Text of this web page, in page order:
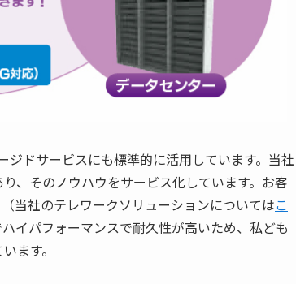
ドサービスにも標準的に活用しています。当社
、そのノウハウをサービス化しています。お客
当社のテレワークソリューションについてはこ
イパフォーマンスで耐久性が高いため、私ども
ます。